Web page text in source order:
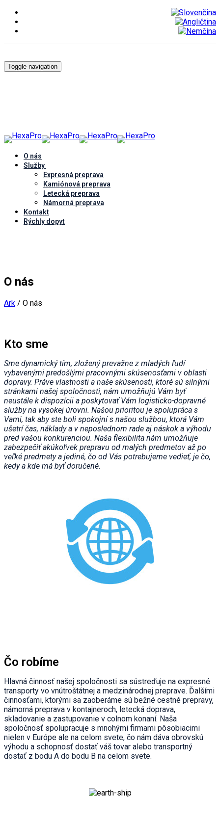
Toggle navigation
O nás
Služby
Expresná preprava
Kamiónová preprava
Letecká preprava
Námorná preprava
Kontakt
Rýchly dopyt
O nás
Ark / O nás
Kto sme
Sme dynamický tím, zložený prevažne z mladých ľudí
vybavenými predošlými pracovnými skúsenosťami v oblasti
dopravy. Práve vlastnosti a naše skúsenosti, ktoré sú silnými
stránkami našej spoločnosti, nám umožňujú Vám byť
neustále k dispozícii a poskytovať Vám logisticko-dopravné
služby na vysokej úrovni. Našou prioritou je spolupráca s
Vami, tak aby ste boli spokojní s našou službou, ktorá Vám
ušetrí čas, náklady a v neposlednom rade aj náskok a výhodu
pred vašou konkurenciou. Naša flexibilita nám umožňuje
zabezpečiť akúkoľvek prepravu od malých predmetov až po
veľké predmety a jediné, čo od Vás potrebujeme vedieť, je čo,
kedy a kde má byť doručené.
Čo robíme
Hlavná činnosť našej spoločnosti sa sústreďuje na expresné
transporty vo vnútroštátnej a medzinárodnej preprave. Ďalšími
činnosťami, ktorými sa zaoberáme sú bežné cestné prepravy,
námorná preprava v kontajneroch, letecká doprava,
skladovanie a zastupovanie v colnom konaní. Naša
spoločnosť spolupracuje s mnohými firmami pôsobiacimi
nielen v Európe ale na celom svete, čo nám dáva obrovskú
výhodu a schopnosť dostať váš tovar alebo transportný
dostať z bodu A do bodu B na celom svete.